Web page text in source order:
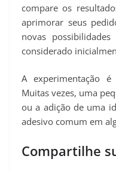
compare os
aprimorar seus
novas
considerado
A experimentação é
Muitas vezes, uma
ou a adição de uma
adesivo comum em
Compartilhe